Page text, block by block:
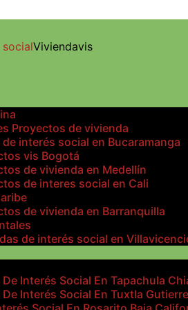
Viviendavis
Proyectos de vivienda
de interés social en Bucaramanga
vis Bogotá
de vivienda en Medellín
de interes social en Cali
de vivienda en Barranquilla
de interés social en
De Interés Social En Tapachula
De Interés Social En Tuxtla